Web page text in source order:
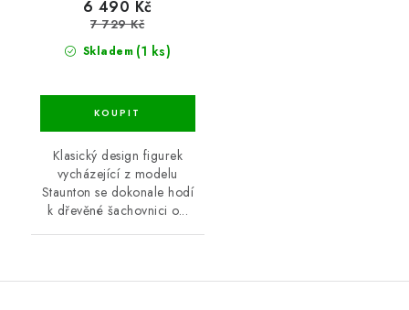
Skladem (1 ks)
6 490 Kč
7 729 Kč
Klasický design figurek
vycházející z modelu
Staunton se dokonale hodí
k dřevěné šachovnici o...